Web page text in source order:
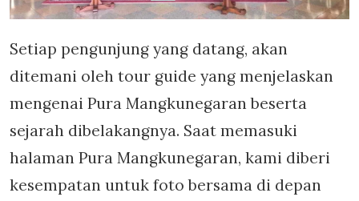
Setiap pengunjung yang datang, akan
ditemani oleh tour guide yang menjelaskan
mengenai Pura Mangkunegaran beserta
sejarah dibelakangnya. Saat memasuki
halaman Pura Mangkunegaran, kami diberi
kesempatan untuk foto bersama di depan